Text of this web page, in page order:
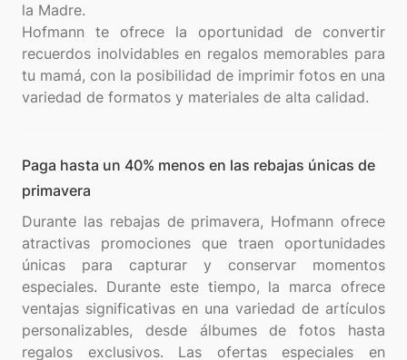
la Madre.
Hofmann te ofrece la oportunidad de convertir
recuerdos inolvidables en regalos memorables para
tu mamá, con la posibilidad de imprimir fotos en una
Paga hasta un 40% menos en las rebajas únicas de
primavera
Durante las rebajas de primavera, Hofmann ofrece
atractivas promociones que traen oportunidades
únicas para capturar y conservar momentos
especiales. Durante este tiempo, la marca ofrece
ventajas significativas en una variedad de artículos
personalizables, desde álbumes de fotos hasta
regalos exclusivos. Las ofertas especiales en